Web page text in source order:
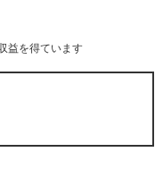
益を得ています